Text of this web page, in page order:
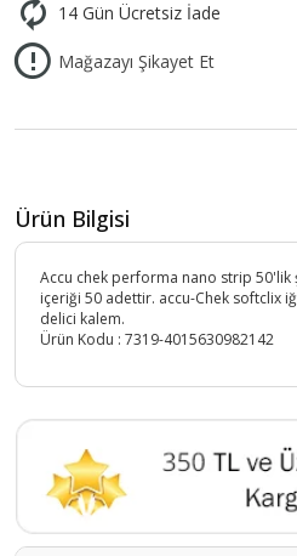
14 Gün Ücretsiz İade
Mağazayı Şikayet Et
Ürün Bilgisi
Accu chek performa nano strip 50'lik
içeriği 50 adettir. accu-Chek softclix
delici kalem.
Ürün Kodu : 7319-4015630982142